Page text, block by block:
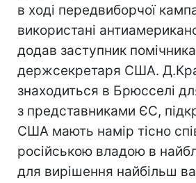
в ході передвиборчої
використані
додав заступник помічника
держсекретаря США.
знаходиться в Брюсселі
з представниками ЄС,
США мають намір тісно
російською владою в
для вирішення найбільш